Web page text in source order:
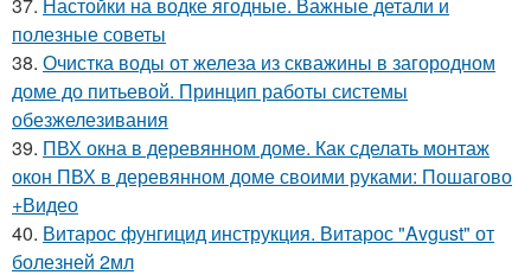
37. Настойки на водке ягодные. Важные детали и
полезные советы
38. Очистка воды от железа из скважины в загородном
доме до питьевой. Принцип работы системы
обезжелезивания
39. ПВХ окна в деревянном доме. Как сделать монтаж
окон ПВХ в деревянном доме своими руками: Пошагово
+Видео
40. Витарос фунгицид инструкция. Витарос "Avgust" от
болезней 2мл